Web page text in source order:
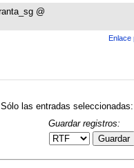
@
Enlace
Sólo las entradas seleccionadas:
Guardar registros:
Guardar